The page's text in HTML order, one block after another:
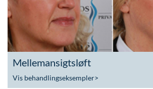
Mellemansigtsløft
Vis behandlingseksempler>